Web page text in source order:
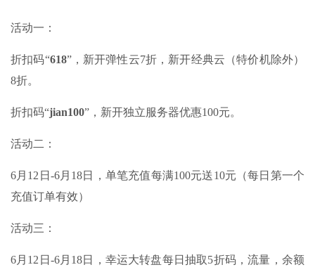
活动一：
折扣码“618”，新开弹性云7折，新开经典云（特价机除外）
8折。
折扣码“jian100”，新开独立服务器优惠100元。
活动二：
6月12日-6月18日，单笔充值每满100元送10元（每日第一个
充值订单有效）
活动三：
6月12日-6月18日，幸运大转盘每日抽取5折码，流量，余额